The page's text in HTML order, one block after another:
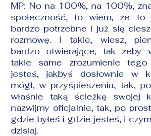
MP: No na 100%, na 100%,
społeczność, to wiem, że
bardzo potrzebne i już się
rozmowę. I takie, wiesz,
bardzo otwierające, tak żeby
takie same zrozumienie tego
jesteś, jakbyś dosłownie w
mógł, w przyśpieszeniu, tak,
właśnie taką ścieżkę swojej
nazwijmy oficjalnie, tak, po
gdzie byłeś i gdzie jesteś, i
dzisiaj.